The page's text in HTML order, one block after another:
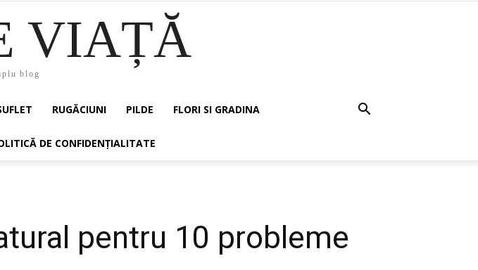
VIAȚĂ
blog
RUGĂCIUNI PILDE FLORI SI GRADINA
DE CONFIDENȚIALITATE
pentru 10 probleme